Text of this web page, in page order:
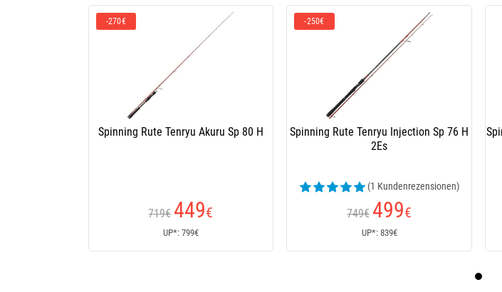
-270€
Spinning Rute Tenryu Akuru Sp 80 H
719€ 449€
UP*: 799€
-250€
Spinning Rute Tenryu Injection Sp 76 H
2Es
(1 Kundenrezensionen)
749€ 499€
UP*: 839€